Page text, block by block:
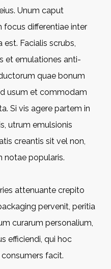
Unum caput
differentiae inter
Facialis scrubs,
et emulationes anti-
quae bonum
usum et commodam
Si vis agere partem in
utrum emulsionis
creantis sit vel non,
popularis.
attenuante crepito
pervenit, peritia
curarum personalium,
efficiendi, qui hoc
facit.